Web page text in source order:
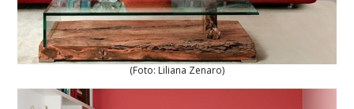
(Foto: Liliana Zenaro)